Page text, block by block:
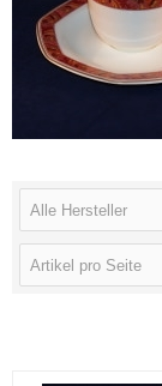
Alle Hersteller
Artikel pro Seite